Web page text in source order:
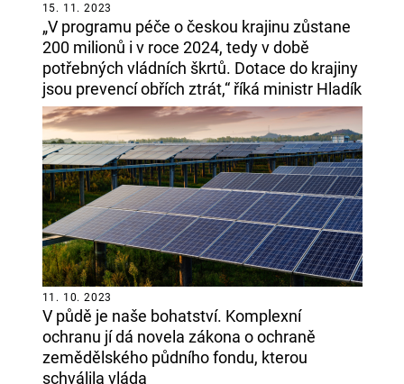
„V programu péče o českou krajinu zůstane
200 milionů i v roce 2024, tedy v době
potřebných vládních škrtů. Dotace do krajiny
jsou prevencí obřích ztrát,“ říká ministr Hladík
15. 11. 2023
V půdě je naše bohatství. Komplexní
ochranu jí dá novela zákona o ochraně
zemědělského půdního fondu, kterou
schválila vláda
11. 10. 2023